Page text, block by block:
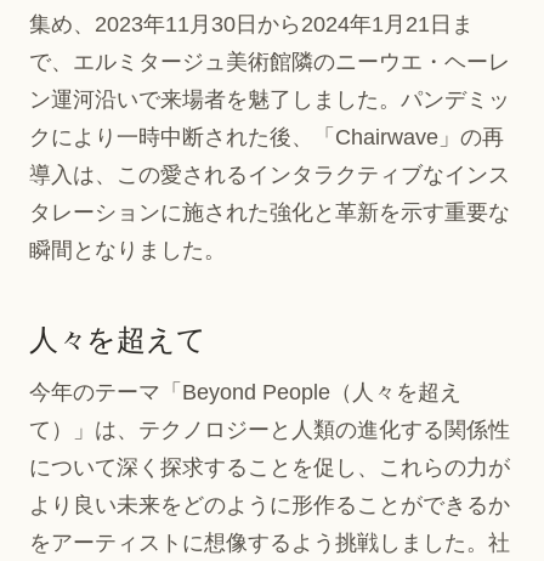
集め、2023年11月30日から2024年1月21日ま
で、エルミタージュ美術館隣のニーウエ・ヘーレ
ン運河沿いで来場者を魅了しました。パンデミッ
クにより一時中断された後、「Chairwave」の再
導入は、この愛されるインタラクティブなインス
タレーションに施された強化と革新を示す重要な
瞬間となりました。
人々を超えて
今年のテーマ「Beyond People（人々を超え
て）」は、テクノロジーと人類の進化する関係性
について深く探求することを促し、これらの力が
より良い未来をどのように形作ることができるか
をアーティストに想像するよう挑戦しました。社